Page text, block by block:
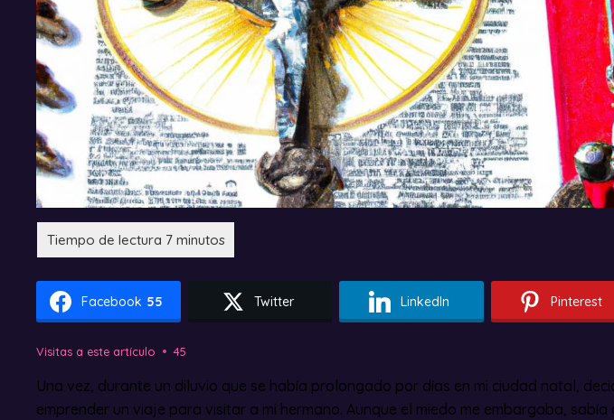
Facebook 55 Twitter LinkedIn Pinterest
Visitas a este artículo 45
Una vez, durante un diluvio que se había prolongado por días en mi ciudad natal,
emprender un viaje para visitar a mi hermano. Aunque el miedo me embargaba, sabía